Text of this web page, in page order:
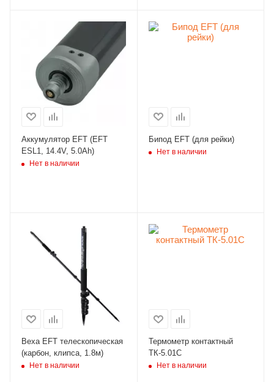
Аккумулятор EFT (EFT
ESL1, 14.4V, 5.0Ah)
Нет в наличии
Бипод EFT (для рейки)
Нет в наличии
Веха EFT телескопическая
(карбон, клипса, 1.8м)
Нет в наличии
Термометр контактный
ТК-5.01С
Нет в наличии